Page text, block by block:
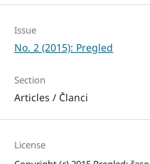
Issue
No. 2 (2015): Pregled
Section
Articles / Članci
License